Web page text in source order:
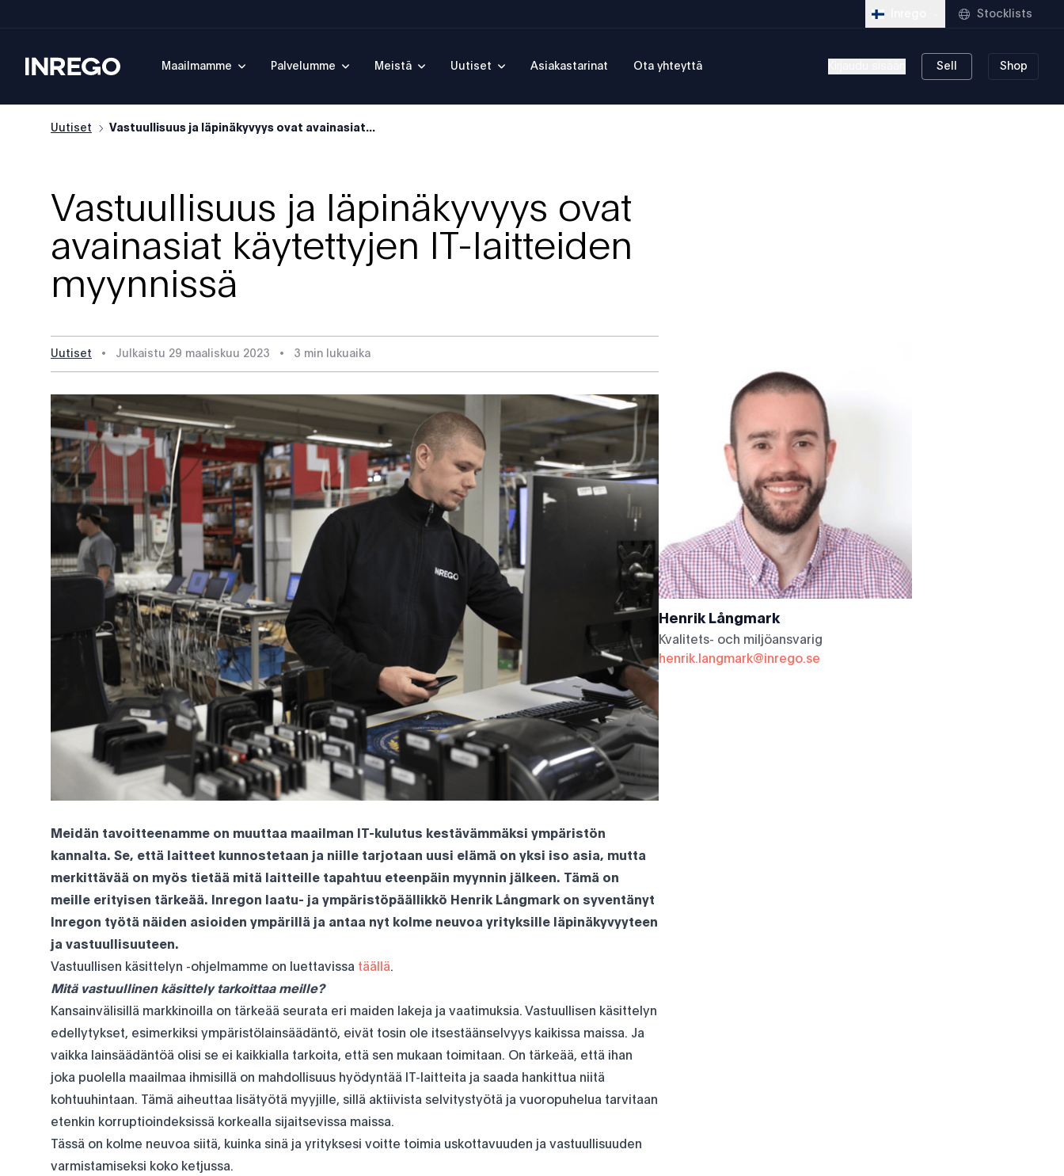
Stocklists
Inrego Maailmamme Palvelumme Meistä Uutiset Asiakastarinat Ota yhteyttä Sell Shop
Uutiset Vastuullisuus ja läpinäkyvyys ovat avainasiat...
Vastuullisuus ja läpinäkyvyys ovat
avainasiat käytettyjen IT-laitteiden
myynnissä
Uutiset • Julkaistu 29 maaliskuu 2023 • 3 min lukuaika
Meidän tavoitteenamme on muuttaa maailman IT-kulutus kestävämmäksi ympäristön
kannalta. Se, että laitteet kunnostetaan ja niille tarjotaan uusi elämä on yksi iso asia, mutta
merkittävää on myös tietää mitä laitteille tapahtuu eteenpäin myynnin jälkeen. Tämä on
meille erityisen tärkeää. Inregon laatu- ja ympäristöpäällikkö Henrik Långmark on syventänyt
Inregon työtä näiden asioiden ympärillä ja antaa nyt kolme neuvoa yrityksille läpinäkyvyyteen
ja vastuullisuuteen.
Vastuullisen käsittelyn -ohjelmamme on luettavissa täällä.
Mitä vastuullinen käsittely tarkoittaa meille?
Kansainvälisillä markkinoilla on tärkeää seurata eri maiden lakeja ja vaatimuksia. Vastuullisen käsittelyn
edellytykset, esimerkiksi ympäristölainsäädäntö, eivät tosin ole itsestäänselvyys kaikissa maissa. Ja
vaikka lainsäädäntöä olisi se ei kaikkialla tarkoita, että sen mukaan toimitaan. On tärkeää, että ihan
joka puolella maailmaa ihmisillä on mahdollisuus hyödyntää IT-laitteita ja saada hankittua niitä
kohtuuhintaan. Tämä aiheuttaa lisätyötä myyjille, sillä aktiivista selvitystyötä ja vuoropuhelua tarvitaan
etenkin korruptioindeksissä korkealla sijaitsevissa maissa.
Tässä on kolme neuvoa siitä, kuinka sinä ja yrityksesi voitte toimia uskottavuuden ja vastuullisuuden
varmistamiseksi koko ketjussa.
Henrik Långmark
Kvalitets- och miljöansvarig
henrik.langmark@inrego.se